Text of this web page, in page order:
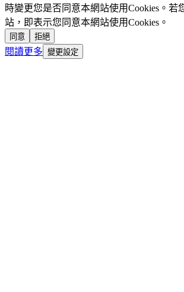
時變更您是否同意本網站使用Cookies。若
站，即表示您同意本網站使用Cookies。
同意 拒絕
閱讀更多 變更設定